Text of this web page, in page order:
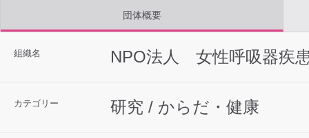
団体概要
組織名 NPO法人 女性呼吸器疾
カテゴリー 研究 / からだ・健康